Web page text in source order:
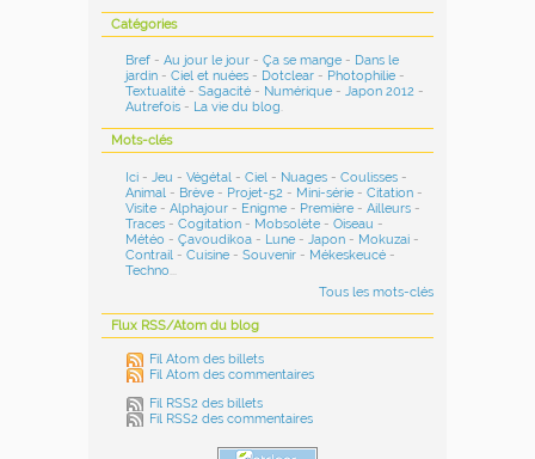
Catégories
Bref -Au jour le jour -Ça se mange - Dans le
jardin -Ciel et nuées - Dotclear - Photophilie -
Textualité -Sagacité - Numérique -Japon 2012 -
Autrefois - La vie du blog.
Mots-clés
Ici -Jeu -Végétal -Ciel - Nuages -Coulisses -
Animal - Brève - Projet-52 - Mini-série -Citation -
Visite -Alphajour - Enigme - Première -Ailleurs -
Traces -Cogitation - Mobsolète -Oiseau -
Météo -Çavoudikoa - Lune -Japon - Mokuzai -
Contrail -Cuisine -Souvenir - Mékeskeucé -
Techno...
Tous les mots-clés
Flux RSS/Atom du blog
Fil Atom des billets
Fil Atom des commentaires
Fil RSS2 des billets
Fil RSS2 des commentaires